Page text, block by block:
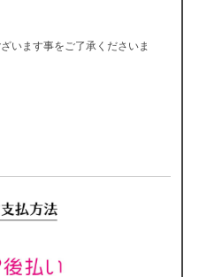
います事をご了承くださいま